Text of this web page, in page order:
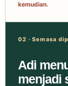
kemudian.
02 · Semasa
Adi
menjadi